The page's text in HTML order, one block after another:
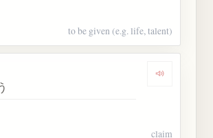
to be given (e.g. life, talent)
Dengarkan
claim